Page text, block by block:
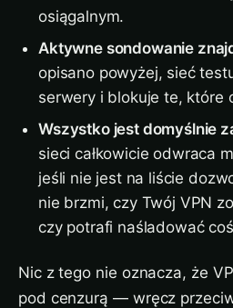
osiągalnym.
Aktywne sondowanie
opisano powyżej, sieć
serwery i blokuje te, które
Wszystko jest domyślnie
sieci całkowicie odwraca
jeśli nie jest na liście
nie brzmi, czy Twój VPN
czy potrafi naśladować
Nic z tego nie oznacza, że
pod cenzurą — wręcz